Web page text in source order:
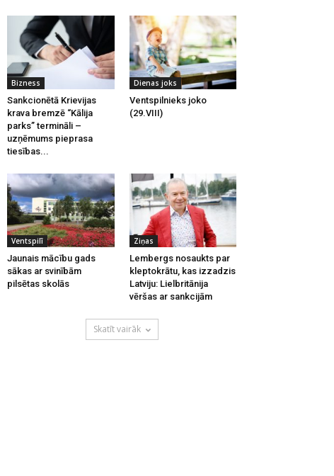
Bizness
Sankcionētā Krievijas
krava bremzē “Kālija
parks” termināli –
uzņēmums pieprasa
tiesības...
Dienas joks
Ventspilnieks joko
(29.VIII)
Ventspilī
Jaunais mācību gads
sākas ar svinībām
pilsētas skolās
Ziņas
Lembergs nosaukts par
kleptokrātu, kas izzadzis
Latviju: Lielbritānija
vēršas ar sankcijām
Skatīt vairāk